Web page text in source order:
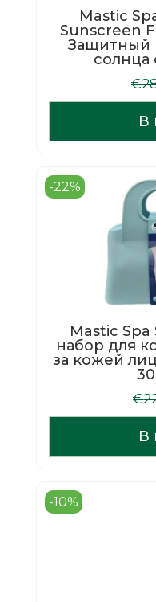
Mastic
Sunscreen
Защитный
солнца
€
В
-22%
Mastic Spa
набор для
за кожей
€
В
-10%